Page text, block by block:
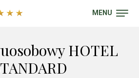
MENU
HOTEL